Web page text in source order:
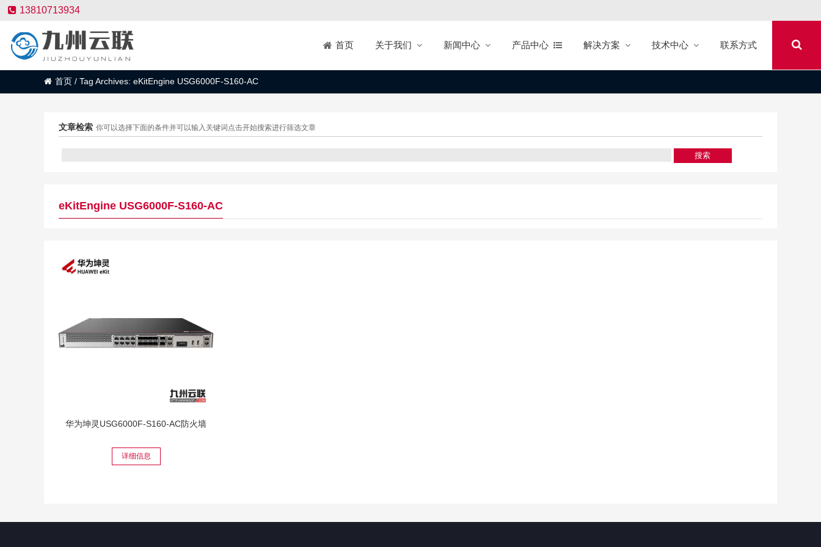
13810713934
首页 关于我们 新闻中心 产品中心 解决方案 技术中心 联系方式
首页 / Tag Archives: eKitEngine USG6000F-S160-AC
文章检索 你可以选择下面的条件并可以输入关键词点击开始搜索进行筛选文章
eKitEngine USG6000F-S160-AC
华为坤灵USG6000F-S160-AC防火墙
详细信息